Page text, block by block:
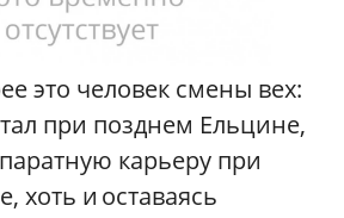
это человек смены вех:
при позднем Ельцине,
карьеру при
хоть и оставаясь